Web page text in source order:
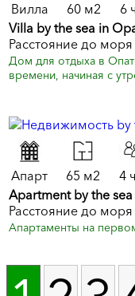
Вилла 60 м2 6
Villa by the sea in
Расстояние до
Дом для отдыха в
времени, начиная с
Апарт 65 м2 4
Apartment by the
Расстояние до
Апартаменты на